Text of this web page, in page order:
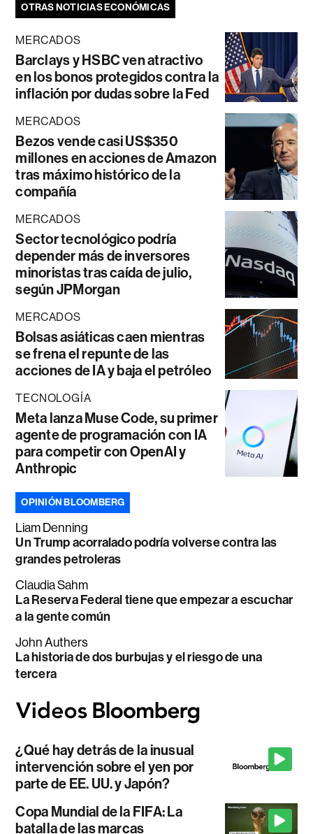
OTRAS NOTICIAS ECONÓMICAS
MERCADOS
Barclays y HSBC ven atractivo
en los bonos protegidos contra la
inflación por dudas sobre la Fed
MERCADOS
Bezos vende casi US$350
millones en acciones de Amazon
tras máximo histórico de la
compañía
MERCADOS
Sector tecnológico podría
depender más de inversores
minoristas tras caída de julio,
según JPMorgan
MERCADOS
Bolsas asiáticas caen mientras
se frena el repunte de las
acciones de IA y baja el petróleo
TECNOLOGÍA
Meta lanza Muse Code, su primer
agente de programación con IA
para competir con OpenAI y
Anthropic
OPINIÓN BLOOMBERG
Liam Denning
Un Trump acorralado podría volverse contra las
grandes petroleras
Claudia Sahm
La Reserva Federal tiene que empezar a escuchar
a la gente común
John Authers
La historia de dos burbujas y el riesgo de una
tercera
¿Qué hay detrás de la inusual
intervención sobre el yen por
parte de EE. UU. y Japón?
Copa Mundial de la FIFA: La
batalla de las marcas